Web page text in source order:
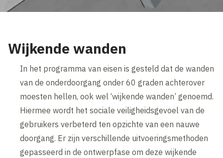
Wijkende wanden
In het programma van eisen is gesteld dat de wanden
van de onderdoorgang onder 60 graden achterover
moesten hellen, ook wel ‘wijkende wanden’ genoemd.
Hiermee wordt het sociale veiligheidsgevoel van de
gebruikers verbeterd ten opzichte van een nauwe
doorgang. Er zijn verschillende uitvoeringsmethoden
gepasseerd in de ontwerpfase om deze wijkende